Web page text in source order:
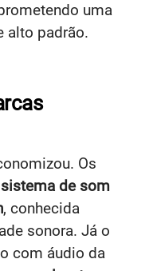
uma
alto padrão.
Os
sistema de som
, conhecida
sonora. Já o
com áudio da